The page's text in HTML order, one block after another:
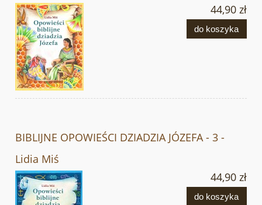
44,90 zł
do koszyka
BIBLIJNE OPOWIEŚCI DZIADZIA JÓZEFA - 3 -
Lidia Miś
44,90 zł
do koszyka